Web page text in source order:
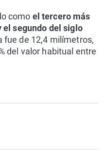
como el tercero más
segundo del siglo
fue de 12,4 milímetros,
del valor habitual entre